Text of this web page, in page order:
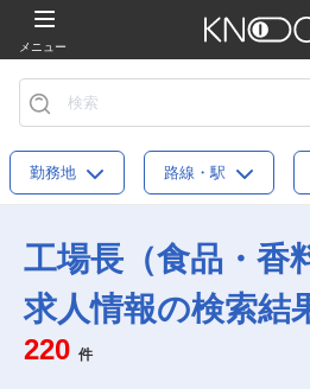
メニュー
勤務地 路線・駅
工場長（食品・香
求人情報の検索結
220 件